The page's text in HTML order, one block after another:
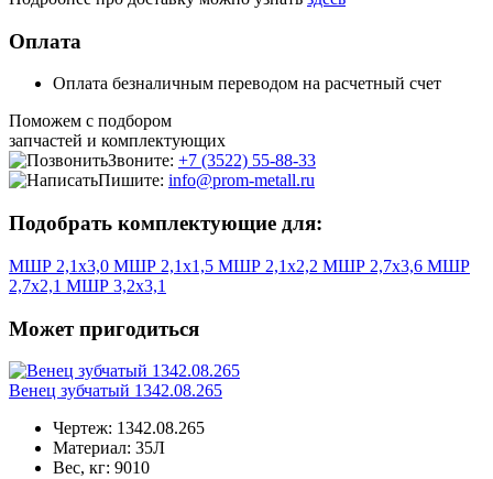
Оплата
Оплата безналичным переводом на расчетный счет
Поможем с подбором
запчастей и комплектующих
Звоните: +7 (3522) 55-88-33
Пишите: info@prom-metall.ru
Подобрать комплектующие для:
МШР 2,1х3,0 МШР 2,1х1,5 МШР 2,1х2,2 МШР 2,7х3,6 МШР
2,7х2,1 МШР 3,2х3,1
Может пригодиться
Венец зубчатый 1342.08.265
Чертеж: 1342.08.265
Материал: 35Л
Вес, кг: 9010